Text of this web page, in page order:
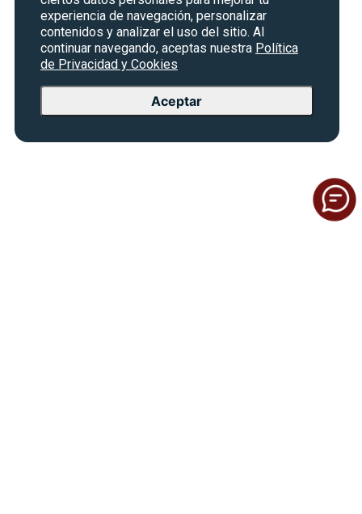
experiencia de navegación, personalizar
contenidos y analizar el uso del sitio. Al
continuar navegando, aceptas nuestra Política
de Privacidad y Cookies
Aceptar